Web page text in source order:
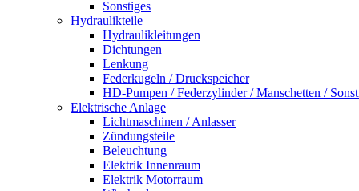
Sonstiges
Hydraulikteile
Hydraulikleitungen
Dichtungen
Lenkung
Federkugeln / Druckspeicher
HD-Pumpen / Federzylinder / Manschetten /
Elektrische Anlage
Lichtmaschinen / Anlasser
Zündungsteile
Beleuchtung
Elektrik Innenraum
Elektrik Motorraum